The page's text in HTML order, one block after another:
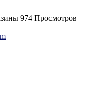
974 Просмотров